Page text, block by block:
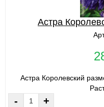
Астра
Астра Королевский
- +